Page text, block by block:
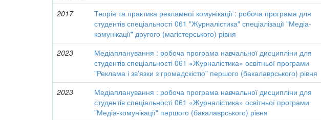
2017
Теорія та практика рекламної комунікації : робоча програма для
студентів спеціальності 061 "Журналістика" спеціалізації "Медіа-
комунікації" другого (магістерського) рівня
2023
Медіапланування : робоча програма навчальної дисципліни для
студентів спеціальності 061 «Журналістика» освітньої програми
"Реклама і зв'язки з громадскістю" першого (бакалаврського) рівня
2023
Медіапланування : робоча програма навчальної дисципліни для
студентів спеціальності 061 «Журналістика» освітньої програми
"Медіа-комунікації" першого (бакалаврського) рівня